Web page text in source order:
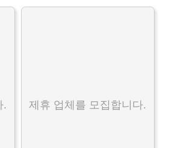
. 제휴 업체를 모집합니다.